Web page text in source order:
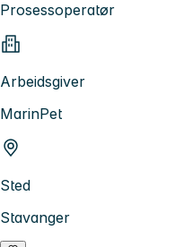
Prosessoperatør
Arbeidsgiver
MarinPet
Sted
Stavanger